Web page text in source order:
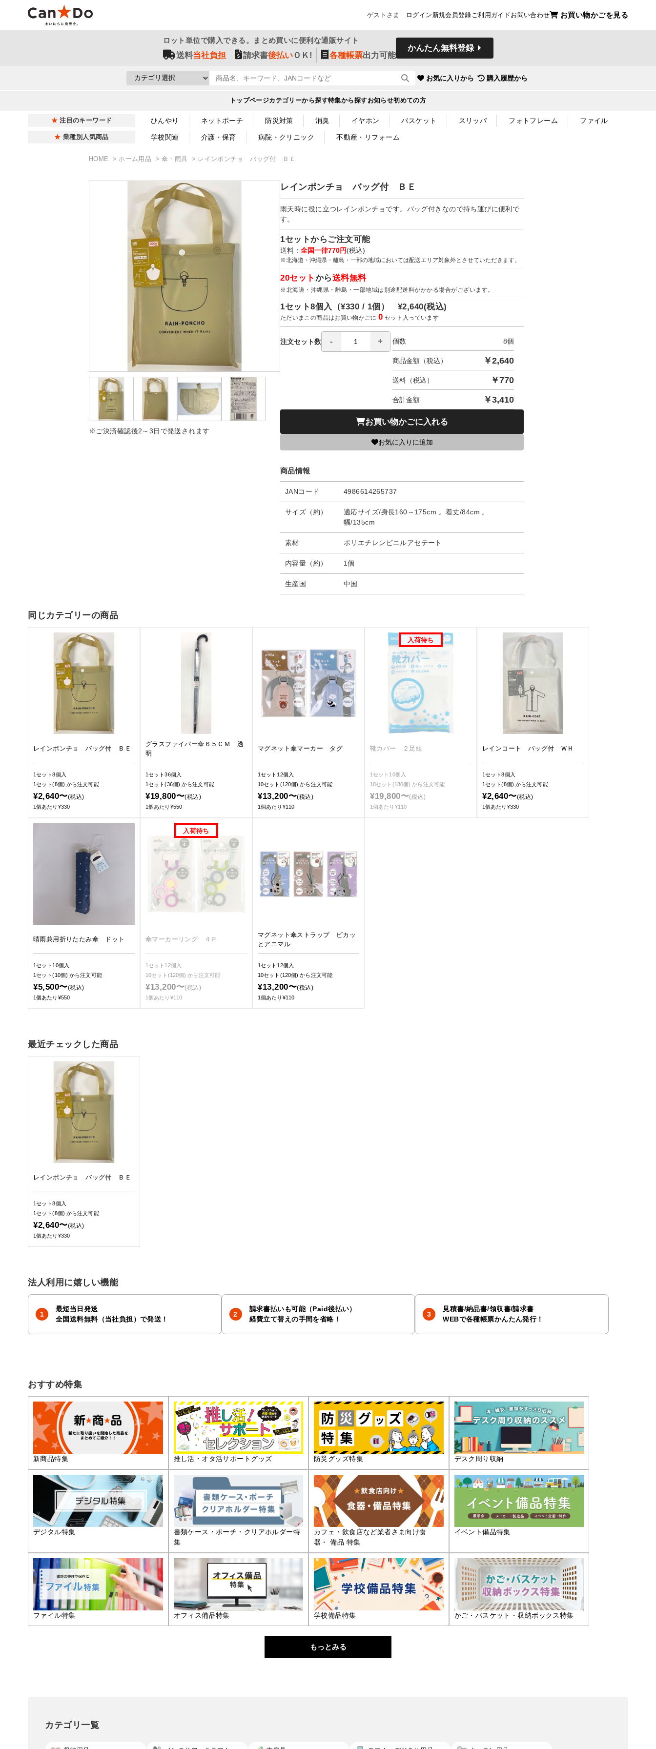
ゲストさま ログイン 新規会員登録ご利用ガイドお問い合わせ お買い物かごを見る
ロット単位で購入できる。まとめ買いに便利な通販サイト
送料当社負担 請求書後払いＯＫ! 各種帳票出力可能
かんたん無料登録
お気に入りから 購入履歴から
トップページカテゴリーから探す特集から探すお知らせ初めての方
注目のキーワード ひんやり ネットポーチ 防災対策 消臭 イヤホン バスケット スリッパ フォトフレーム ファイル
業種別人気商品 学校関連 介護・保育 病院・クリニック 不動産・リフォーム
HOME ホーム用品 傘・雨具 レインポンチョ バッグ付 ＢＥ
※ご決済確認後2～3日で発送されます
レインポンチョ バッグ付 ＢＥ
雨天時に役に立つレインポンチョです。バッグ付きなので持ち運びに便利で
す。
1セットからご注文可能
送料： 全国一律770円(税込)
※北海道・沖縄県・離島・一部の地域においては配送エリア対象外とさせていただきます。
20セット から送料無料
※北海道・沖縄県・離島・一部地域は別途配送料がかかる場合がございます。
1セット8個入（¥330 / 1個） ¥2,640(税込)
ただいまこの商品はお買い物かごに0 セット入っています
注文セット数 個数 8個
商品金額（税込） ￥2,640
送料（税込） ￥770
合計金額 ￥3,410
お買い物かごに入れる
お気に入りに追加
商品情報
JANコード 4986614265737
サイズ（約）
適応サイズ/身長160～175cm 。着丈/84cm 。
幅/135cm
素材 ポリエチレンビニルアセテート
内容量（約） 1個
生産国 中国
同じカテゴリーの商品
レインポンチョ バッグ付 ＢＥ
1セット8個入
1セット(8個) から注文可能
¥2,640〜(税込)
1個あたり¥330
グラスファイバー傘６５ＣＭ 透
明
1セット36個入
1セット(36個)から注文可能
¥19,800〜(税込)
1個あたり¥550
マグネット傘マーカー タグ
1セット12個入
10セット(120個)から注文可能
¥13,200〜(税込)
1個あたり¥110
靴カバー ２足組
1セット10個入
18セット(180個)から注文可能
¥19,800〜(税込)
1個あたり¥110
レインコート バッグ付 ＷＨ
1セット8個入
1セット(8個) から注文可能
¥2,640〜(税込)
1個あたり¥330
晴雨兼用折りたたみ傘 ドット
1セット10個入
1セット(10個)から注文可能
¥5,500〜(税込)
1個あたり¥550
傘マーカーリング ４Ｐ
1セット12個入
10セット(120個)から注文可能
¥13,200〜(税込)
1個あたり¥110
マグネット傘ストラップ ピカッ
とアニマル
1セット12個入
10セット(120個)から注文可能
¥13,200〜(税込)
1個あたり¥110
最近チェックした商品
レインポンチョ バッグ付 ＢＥ
1セット8個入
1セット(8個) から注文可能
¥2,640〜(税込)
1個あたり¥330
法人利用に嬉しい機能
最短当日発送
全国送料無料（当社負担）で発送！
請求書払いも可能（Paid後払い）
経費立て替えの手間を省略！
見積書/納品書/領収書/請求書
WEBで各種帳票かんたん発行！
おすすめ特集
新商品特集 推し活・オタ活サポートグッズ 防災グッズ特集 デスク周り収納
デジタル特集
書類ケース・ポーチ・クリアホルダー特
集
カフェ・飲食店など業者さま向け食
器・ 備品 特集
イベント備品特集
ファイル特集 オフィス備品特集 学校備品特集 かご・バスケット・収納ボックス特集
もっとみる
カテゴリ一覧